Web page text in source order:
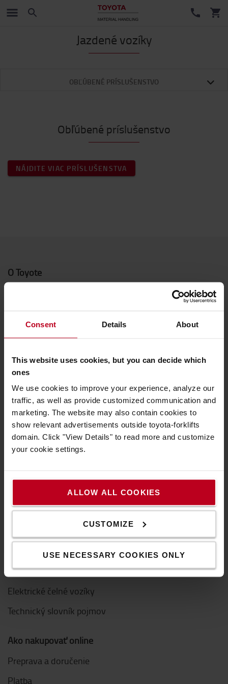
Consent Details About
This website uses cookies, but you can decide which
ones
We use cookies to improve your experience, analyze our
traffic, as well as provide customized communication and
marketing. The website may also contain cookies to
show relevant advertisements outside toyota-forklifts
domain. Click "View Details" to read more and customize
your cookie settings.
ALLOW ALL COOKIES
CUSTOMIZE
USE NECESSARY COOKIES ONLY
Jazdené vozíky
OBĽÚBENÉ PRÍSLUŠENSTVO
Obľúbené príslušenstvo
NÁJDITE VIAC PRÍSLUŠENSTVA
O Toyote
Kariéra v Toyota Material Handling
Toyota hodnoty
Hodnoty Toyota
Toyota Production Systems (TPS)
Inovácie
Etický kódex pre dodávateľov
Kúpiť paletový vozík
Kúpiť nízkozdvižný vozík
Elektrické čelné vozíky
Technický slovník pojmov
Ako nakupovať online
Preprava a doručenie
Platba